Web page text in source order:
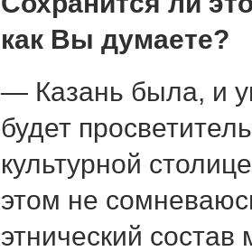
как Вы думаете?
— Казань была, и
будет
культурной
этом не
этнический